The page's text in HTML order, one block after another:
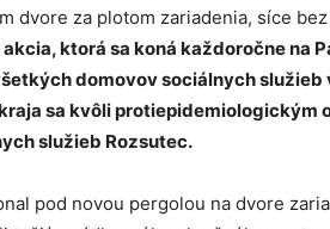
dvore za plotom zariadenia, síce
ktorá sa koná každoročne na
domovov sociálnych
sa kvôli protiepidemiologickým
služieb Rozsutec.
pod novou pergolou na dvore